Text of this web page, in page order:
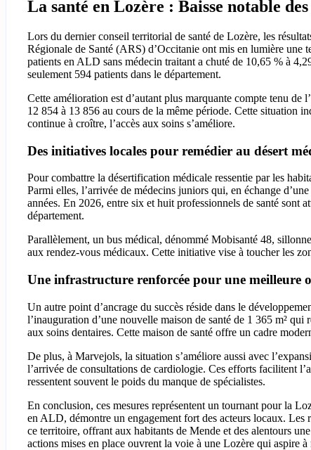
La santé en Lozère : Baisse notable
Lors du dernier conseil territorial de santé de Lozère, les
Régionale de Santé (ARS) d’Occitanie ont mis en lumière
patients en ALD sans médecin traitant a chuté de 10,65 % à
seulement 594 patients dans le département.
Cette amélioration est d’autant plus marquante compte tenu
12 854 à 13 856 au cours de la même période. Cette situation
continue à croître, l’accès aux soins s’améliore.
Des initiatives locales pour remédier au désert
Pour combattre la désertification médicale ressentie par les
Parmi elles, l’arrivée de médecins juniors qui, en échange
années. En 2026, entre six et huit professionnels de santé sont
département.
Parallèlement, un bus médical, dénommé Mobisanté 48,
aux rendez-vous médicaux. Cette initiative vise à toucher les
Une infrastructure renforcée pour une meilleure
Un autre point d’ancrage du succès réside dans le
l’inauguration d’une nouvelle maison de santé de 1 365 m²
aux soins dentaires. Cette maison de santé offre un cadre
De plus, à Marvejols, la situation s’améliore aussi avec
l’arrivée de consultations de cardiologie. Ces efforts facilitent
ressentent souvent le poids du manque de spécialistes.
En conclusion, ces mesures représentent un tournant pour la
en ALD, démontre un engagement fort des acteurs locaux. Les
ce territoire, offrant aux habitants de Mende et des alentours
actions mises en place ouvrent la voie à une Lozère qui aspire